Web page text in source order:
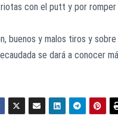
con el putt y por romper
buenos y malos tiros y sobre
se dará a conocer